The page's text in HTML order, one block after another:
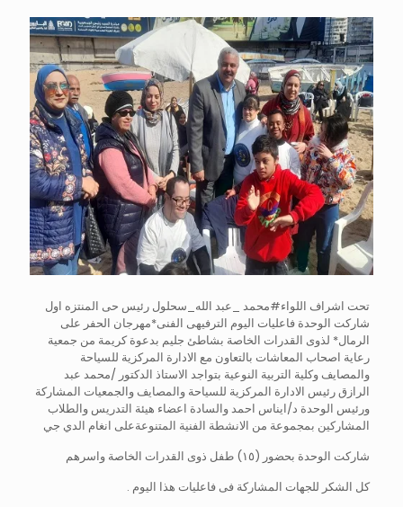
تحت اشراف اللواء#محمد _عبد الله_سحلول رئيس حى المنتزه اول
شاركت الوحدة فاعليات اليوم الترفيهى الفنى*مهرجان الحفر على
الرمال* لذوى القدرات الخاصة بشاطئ جليم بدعوة كريمة من جمعية
رعاية اصحاب المعاشات بالتعاون مع الادارة المركزية للسياحة
والمصايف وكلية التربية النوعية بتواجد الاستاذ الدكتور /محمد عبد
الرازق رئيس الادارة المركزية للسياحة والمصايف والجمعيات المشاركة
ورئيس الوحدة د/ايناس احمد والسادة اعضاء هيئة التدريس والطلاب
المشاركين بمجموعة من الانشطة الفنية المتنوعةعلى انغام الدي جي
شاركت الوحدة بحضور (١٥) طفل ذوى القدرات الخاصة واسرهم
كل الشكر للجهات المشاركة فى فاعليات هذا اليوم .